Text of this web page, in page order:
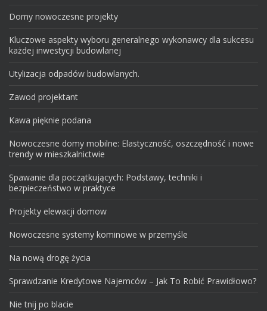
Domy nowoczesne projekty
Kluczowe aspekty wyboru generalnego wykonawcy dla sukcesu
każdej inwestycji budowlanej
Utylizacja odpadów budowlanych.
Zawod projektant
Kawa pięknie podana
Nowoczesne domy mobilne: Elastyczność, oszczędność i nowe
trendy w mieszkalnictwie
Spawanie dla początkujących: Podstawy, techniki i
bezpieczeństwo w praktyce
Projekty elewacji domow
Nowoczesne systemy kominowe w przemyśle
Na nową drogę życia
Sprawdzanie Kredytowe Najemców – Jak To Robić Prawidłowo?
Nie tnij po blacie